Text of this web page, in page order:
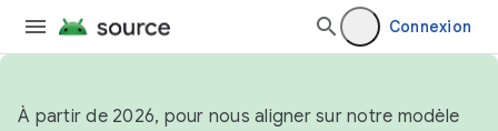
Connexion
À partir de 2026, pour nous aligner sur notre modèle